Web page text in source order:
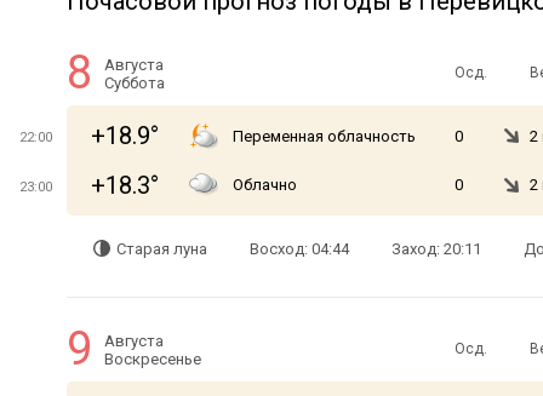
8
Августа
Суббота
Осд.
22:00 +18.9° Переменная облачность 0 2
23:00 +18.3° Облачно 0 2
Старая луна Восход: 04:44 Заход: 20:11
9
Августа
Воскресенье
Осд.